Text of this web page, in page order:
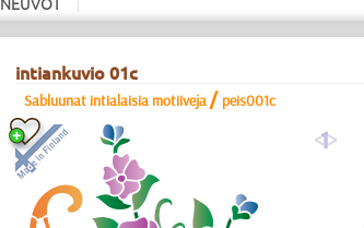
NEUVOT |
intiankuvio 01c
Sabluunat intialaisia motiiveja / peis001c
a